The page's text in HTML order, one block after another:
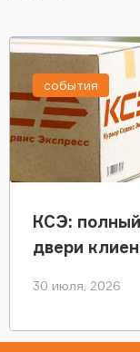
КСЭ:
двери
30 июля, 2026
события